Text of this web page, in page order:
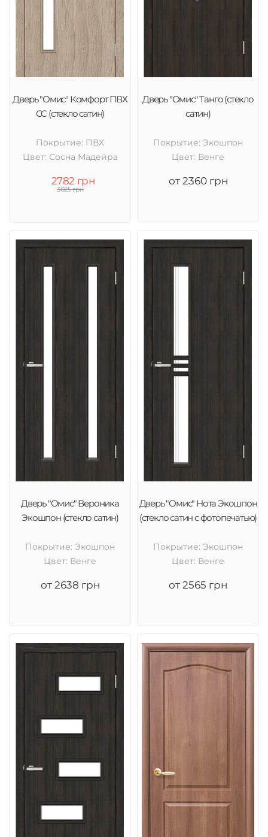
Дверь "Омис" Комфорт ПВХ
СС (стекло сатин)
Покрытие: ПВХ
Цвет: Cосна Мадейра
2782 грн
3025 грн
Дверь "Омис" Танго (стекло
сатин)
Покрытие: Экошпон
Цвет: Венге
от 2360 грн
Дверь "Омис" Вероника
Экошпон (стекло сатин)
Покрытие: Экошпон
Цвет: Венге
от 2638 грн
Дверь "Омис" Нота Экошпон
(стекло сатин с фотопечатью)
Покрытие: Экошпон
Цвет: Венге
от 2565 грн